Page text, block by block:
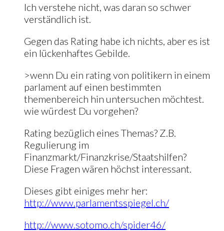
Ich verstehe nicht, was daran so schwer
verständlich ist.
Gegen das Rating habe ich nichts, aber es ist
ein lückenhaftes Gebilde.
>wenn Du ein rating von politikern in einem
parlament auf einen bestimmten
themenbereich hin untersuchen möchtest.
wie würdest Du vorgehen?
Rating bezüglich eines Themas? Z.B.
Regulierung im
Finanzmarkt/Finanzkrise/Staatshilfen?
Diese Fragen wären höchst interessant.
Dieses gibt einiges mehr her:
http://www.parlamentsspiegel.ch/
http://www.sotomo.ch/spider46/